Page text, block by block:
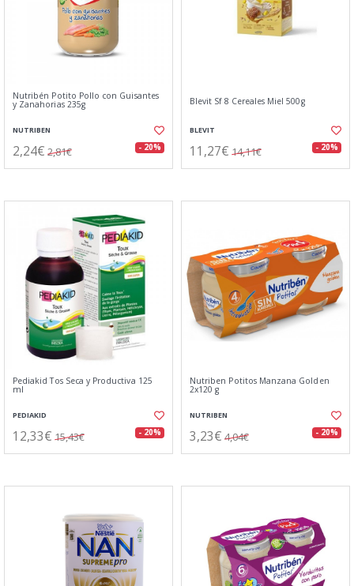
Nutribén Potito Pollo con Guisantes
y Zanahorias 235g
NUTRIBEN
2,24€ 2,81€ - 20%
Blevit Sf 8 Cereales Miel 500g
BLEVIT
11,27€ 14,11€ - 20%
Pediakid Tos Seca y Productiva 125
ml
PEDIAKID
12,33€ 15,43€ - 20%
Nutriben Potitos Manzana Golden
2x120 g
NUTRIBEN
3,23€ 4,04€ - 20%